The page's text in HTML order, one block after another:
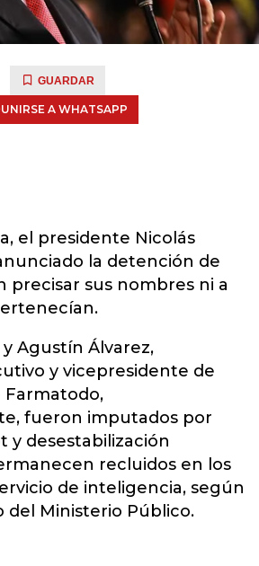
GUARDAR
UNIRSE A WHATSAPP
el presidente Nicolás
la detención de
precisar sus nombres ni a
Agustín Álvarez,
y vicepresidente de
Farmatodo,
fueron imputados por
y desestabilización
recluidos en los
de inteligencia, según
del Ministerio Público.